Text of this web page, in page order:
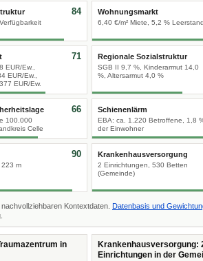
84 Wohnungsmarkt
6,40 €/m² Miete, 5,2 % Leerstand
EUR/Ew.,
EUR/Ew.,
EUR/Ew.
71 Regionale Sozialstruktur
SGB II 9,7 %, Kinderarmut 14,0
%, Altersarmut 4,0 %
100.000
Celle
66 Schienenlärm
EBA: ca. 1.220 Betroffene, 1,8
der Einwohner
223 m
90 Krankenhausversorgung
2 Einrichtungen, 530 Betten
(Gemeinde)
Kontextdaten. Datenbasis und
in
Krankenhausversorgung:
Einrichtungen in der